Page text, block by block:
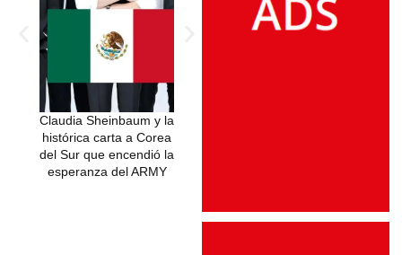
Claudia Sheinbaum y la
histórica carta a Corea
del Sur que encendió la
esperanza del ARMY